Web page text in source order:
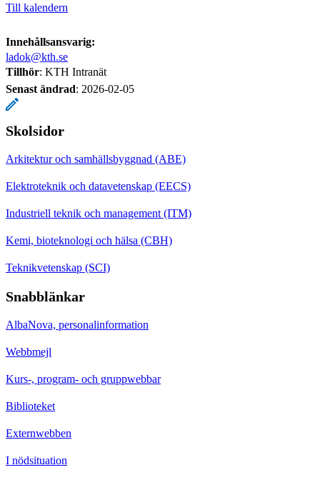
Till kalendern
Innehållsansvarig:
ladok@kth.se
Tillhör: KTH Intranät
Senast ändrad: 2026-02-05
Skolsidor
Arkitektur och samhällsbyggnad (ABE)
Elektroteknik och datavetenskap (EECS)
Industriell teknik och management (ITM)
Kemi, bioteknologi och hälsa (CBH)
Teknikvetenskap (SCI)
Snabblänkar
AlbaNova, personalinformation
Webbmejl
Kurs-, program- och gruppwebbar
Biblioteket
Externwebben
I nödsituation